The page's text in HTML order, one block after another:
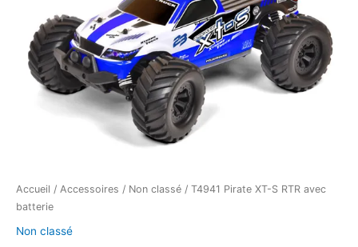
Accueil / Accessoires / Non classé / T4941 Pirate XT-S RTR avec
batterie
Non classé